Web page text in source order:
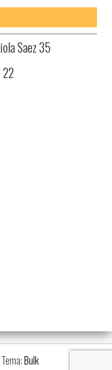
Saez 35
Tema:Bulk